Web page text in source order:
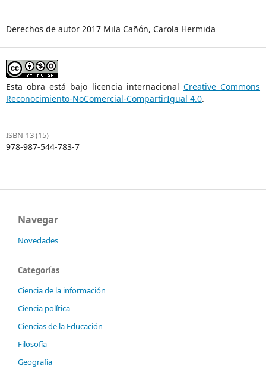
Derechos de autor 2017 Mila Cañón, Carola Hermida
Esta obra está bajo licencia internacional Creative Commons
Reconocimiento-NoComercial-CompartirIgual 4.0.
ISBN-13 (15)
978-987-544-783-7
Navegar
Novedades
Categorías
Ciencia de la información
Ciencia política
Ciencias de la Educación
Filosofía
Geografía